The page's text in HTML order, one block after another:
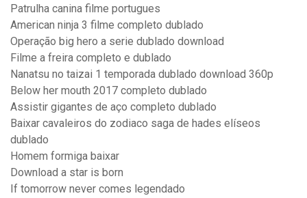
Patrulha canina filme portugues
American ninja 3 filme completo dublado
Operação big hero a serie dublado download
Filme a freira completo e dublado
Nanatsu no taizai 1 temporada dublado download 360p
Below her mouth 2017 completo dublado
Assistir gigantes de aço completo dublado
Baixar cavaleiros do zodiaco saga de hades elíseos
dublado
Homem formiga baixar
Download a star is born
If tomorrow never comes legendado